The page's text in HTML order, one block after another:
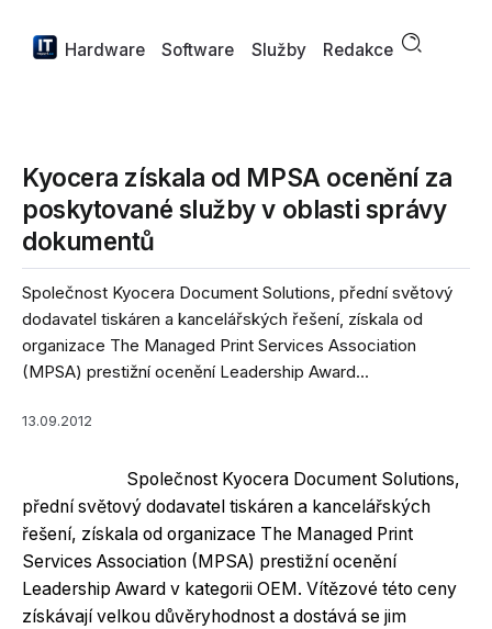
Hardware Software Služby Redakce
Kyocera získala od MPSA ocenění za
poskytované služby v oblasti správy
dokumentů
Společnost Kyocera Document Solutions, přední světový
dodavatel tiskáren a kancelářských řešení, získala od
organizace The Managed Print Services Association
(MPSA) prestižní ocenění Leadership Award...
13.09.2012
Společnost Kyocera Document Solutions,
přední světový dodavatel tiskáren a kancelářských
řešení, získala od organizace The Managed Print
Services Association (MPSA) prestižní ocenění
Leadership Award v kategorii OEM. Vítězové této ceny
získávají velkou důvěryhodnost a dostává se jim